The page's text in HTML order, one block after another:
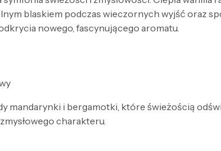
blaskiem podczas wieczornych wyjść oraz
nowego, fascynującego aromatu.
mandarynki i bergamotki, które świeżością
charakteru.